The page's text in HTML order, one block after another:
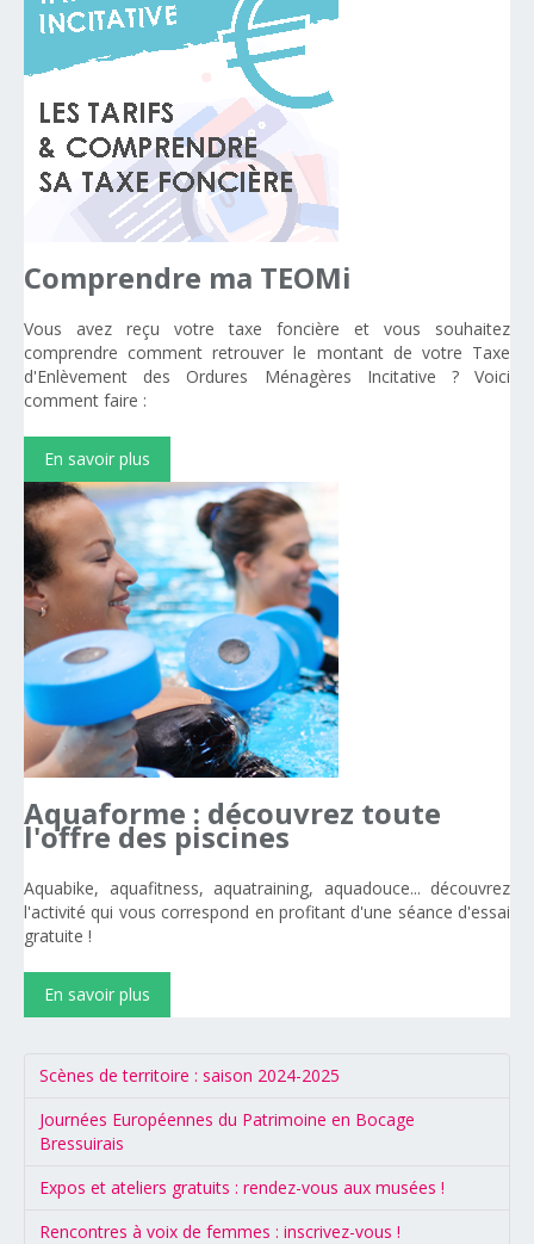
Comprendre ma TEOMi
Vous avez reçu votre taxe foncière et vous souhaitez
comprendre comment retrouver le montant de votre Taxe
d'Enlèvement des Ordures Ménagères Incitative ? Voici
comment faire :
En savoir plus
Aquaforme : découvrez toute
l'offre despiscines
Aquabike, aquafitness, aquatraining, aquadouce... découvrez
l'activité qui vous correspond en profitant d'une séance d'essai
gratuite !
En savoir plus
Scènes de territoire : saison 2024-2025
Journées Européennes du Patrimoine en Bocage
Bressuirais
Expos et ateliers gratuits : rendez-vous aux musées !
Rencontres à voix de femmes : inscrivez-vous !